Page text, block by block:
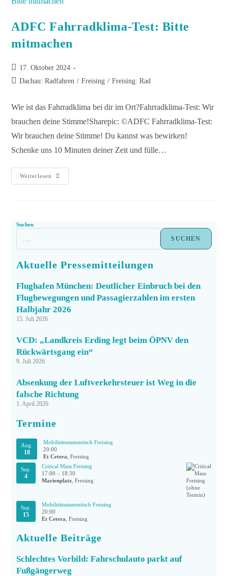
ADFC Fahrradklima-Test: Bitte
mitmachen
17. Oktober 2024
Dachau: Radfahren / Freising / Freising: Rad
Wie ist das Fahrradklima bei dir im Ort?Fahrradklima-Test: Wir
brauchen deine Stimme!Sharepic: ©ADFC Fahrradklima-Test:
Wir brauchen deine Stimme! Du kannst was bewirken!
Schenke uns 10 Minuten deiner Zeit und fülle…
Weiterlesen
Suchen
SUCHEN
Aktuelle Pressemitteilungen
Flughafen München: Deutlicher Einbruch bei den
Flugbewegungen und Passagierzahlen im ersten
Halbjahr 2026
15. Juli 2026
VCD: „Landkreis Erding legt beim ÖPNV den
Rückwärtsgang ein“
9. Juli 2026
Absenkung der Luftverkehrsteuer ist Weg in die
falsche Richtung
1. April 2026
Termine
Aug.
18
Mobilitätsstammtisch Freising
20:00
Et Cetera , Freising
Sep.
4
Critical Mass Freising
17:00 – 18:30
Marienplatz , Freising
Sep.
15
Mobilitätsstammtisch Freising
20:00
Et Cetera , Freising
Aktuelle Beiträge
Schlechtes Vorbild: Fahrschulauto parkt auf
Fußgängerweg